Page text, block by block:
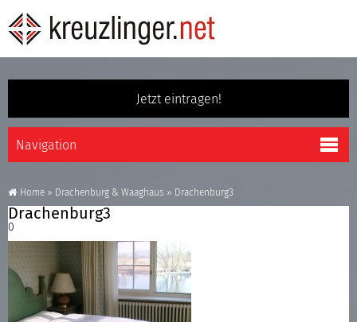
Jetzt eintragen!
Home » Drachenburg & Waaghaus » Drachenburg3
Drachenburg3
0